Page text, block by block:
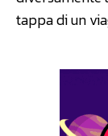
tappa di un